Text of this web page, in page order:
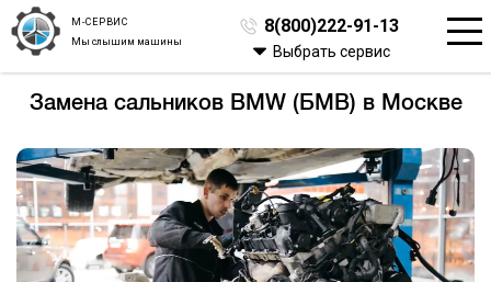
М-СЕРВИС
Мы слышим машины
8(800)222-91-13
Выбрать сервис
Замена сальников BMW (БМВ) в Москве